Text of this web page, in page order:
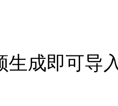
生成即可导